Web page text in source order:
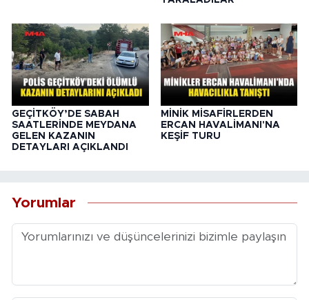
GEÇİTKÖY’DE SABAH
SAATLERİNDE MEYDANA
GELEN KAZANIN
DETAYLARI AÇIKLANDI
MİNİK MİSAFİRLERDEN
ERCAN HAVALİMANI'NA
KEŞİF TURU
Yorumlar